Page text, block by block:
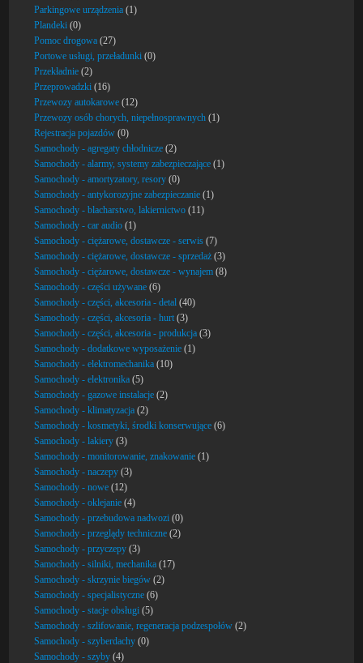
Parkingowe urządzenia (1)
Plandeki (0)
Pomoc drogowa (27)
Portowe usługi, przeładunki (0)
Przekładnie (2)
Przeprowadzki (16)
Przewozy autokarowe (12)
Przewozy osób chorych, niepełnosprawnych (1)
Rejestracja pojazdów (0)
Samochody - agregaty chłodnicze (2)
Samochody - alarmy, systemy zabezpieczające (1)
Samochody - amortyzatory, resory (0)
Samochody - antykorozyjne zabezpieczanie (1)
Samochody - blacharstwo, lakiernictwo (11)
Samochody - car audio (1)
Samochody - ciężarowe, dostawcze - serwis (7)
Samochody - ciężarowe, dostawcze - sprzedaż (3)
Samochody - ciężarowe, dostawcze - wynajem (8)
Samochody - części używane (6)
Samochody - części, akcesoria - detal (40)
Samochody - części, akcesoria - hurt (3)
Samochody - części, akcesoria - produkcja (3)
Samochody - dodatkowe wyposażenie (1)
Samochody - elektromechanika (10)
Samochody - elektronika (5)
Samochody - gazowe instalacje (2)
Samochody - klimatyzacja (2)
Samochody - kosmetyki, środki konserwujące (6)
Samochody - lakiery (3)
Samochody - monitorowanie, znakowanie (1)
Samochody - naczepy (3)
Samochody - nowe (12)
Samochody - oklejanie (4)
Samochody - przebudowa nadwozi (0)
Samochody - przeglądy techniczne (2)
Samochody - przyczepy (3)
Samochody - silniki, mechanika (17)
Samochody - skrzynie biegów (2)
Samochody - specjalistyczne (6)
Samochody - stacje obsługi (5)
Samochody - szlifowanie, regeneracja podzespołów (2)
Samochody - szyberdachy (0)
Samochody - szyby (4)